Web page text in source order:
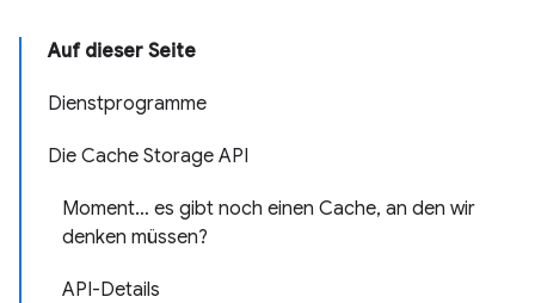
Auf dieser Seite
Dienstprogramme
Die Cache Storage API
Moment… es gibt noch einen Cache, an den wir
denken müssen?
API-Details